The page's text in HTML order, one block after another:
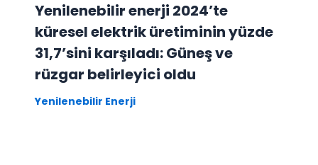
Yenilenebilir enerji 2024’te
küresel elektrik üretiminin yüzde
31,7’sini karşıladı: Güneş ve
rüzgar belirleyici oldu
Yenilenebilir Enerji